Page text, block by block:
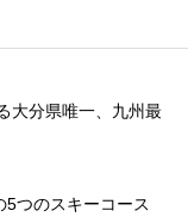
大分県唯一、九州最
つのスキーコース